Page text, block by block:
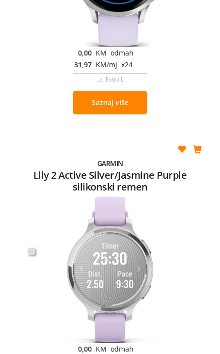
0,00 KM odmah
31,97 KM/mj x24
uz Extra L
Saznaj više
GARMIN
Lily 2 Active Silver/Jasmine Purple
silikonski remen
0,00 KM odmah